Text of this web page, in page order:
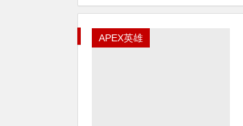
APEX英雄